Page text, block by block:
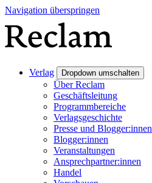
Navigation überspringen
Verlag Dropdown umschalten
Über Reclam
Geschäftsleitung
Programmbereiche
Verlagsgeschichte
Presse und Blogger:innen
Blogger:innen
Veranstaltungen
Ansprechpartner:innen
Handel